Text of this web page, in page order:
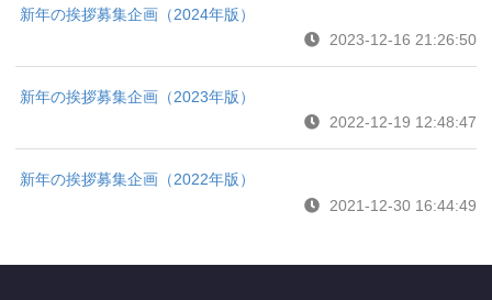
新年の挨拶募集企画（2024年版）
2023-12-16 21:26:50
新年の挨拶募集企画（2023年版）
2022-12-19 12:48:47
新年の挨拶募集企画（2022年版）
2021-12-30 16:44:49